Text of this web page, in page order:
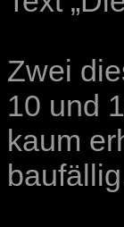
Zwei
10 und
kaum